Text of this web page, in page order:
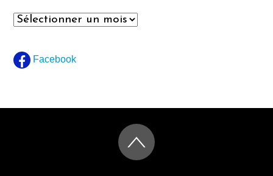
Archives
Facebook